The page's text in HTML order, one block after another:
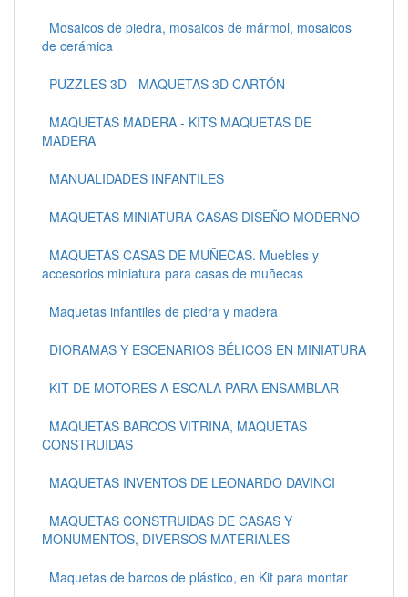
Mosaicos de piedra, mosaicos de mármol, mosaicos
de cerámica
PUZZLES 3D - MAQUETAS 3D CARTÓN
MAQUETAS MADERA - KITS MAQUETAS DE
MADERA
MANUALIDADES INFANTILES
MAQUETAS MINIATURA CASAS DISEÑO MODERNO
MAQUETAS CASAS DE MUÑECAS. Muebles y
accesorios miniatura para casas de muñecas
Maquetas infantiles de piedra y madera
DIORAMAS Y ESCENARIOS BÉLICOS EN MINIATURA
KIT DE MOTORES A ESCALA PARA ENSAMBLAR
MAQUETAS BARCOS VITRINA, MAQUETAS
CONSTRUIDAS
MAQUETAS INVENTOS DE LEONARDO DAVINCI
MAQUETAS CONSTRUIDAS DE CASAS Y
MONUMENTOS, DIVERSOS MATERIALES
Maquetas de barcos de plástico, en Kit para montar